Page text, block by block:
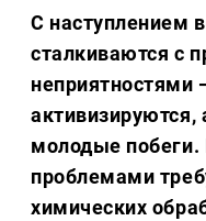
С наступлением
сталкиваются с
неприятностями
молодые побеги.
проблемами
химических